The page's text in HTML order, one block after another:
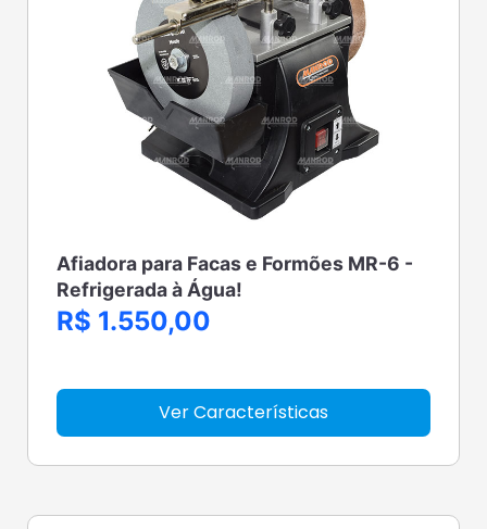
Afiadora para Facas e Formões MR-6 -
Refrigerada à Água!
R$ 1.550,00
Ver Características